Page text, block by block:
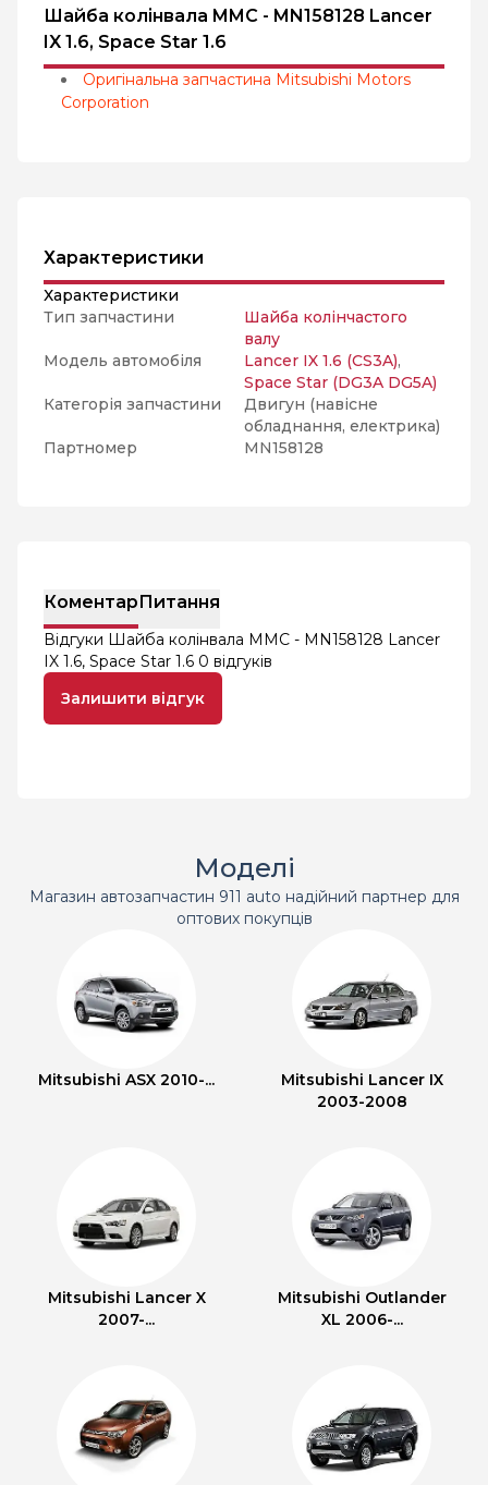
Шайба колінвала MMC - MN158128 Lancer
IX 1.6, Space Star 1.6
Оригінальна запчастина Mitsubishi Motors
Corporation
Характеристики
Характеристики
Тип запчастини
Шайба колінчастого
валу
Модель автомобіля
Lancer IX 1.6 (CS3A),
Space Star (DG3A DG5A)
Категорія запчастини
Двигун (навісне
обладнання, електрика)
Партномер
MN158128
КоментарПитання
Відгуки Шайба колінвала MMC - MN158128 Lancer
IX 1.6, Space Star 1.6 0 відгуків
Залишити відгук
Моделі
Магазин автозапчастин 911 auto надійний партнер для
оптових покупців
Mitsubishi ASX 2010-...
Mitsubishi Lancer IX
2003-2008
Mitsubishi Lancer X
2007-...
Mitsubishi Outlander
XL 2006-...